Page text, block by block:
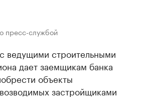
пресс-службой
ведущими строительными
дает заемщикам банка
объекты
застройщиками